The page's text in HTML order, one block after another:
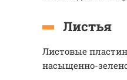
Листья
Листовые
насыщенно-